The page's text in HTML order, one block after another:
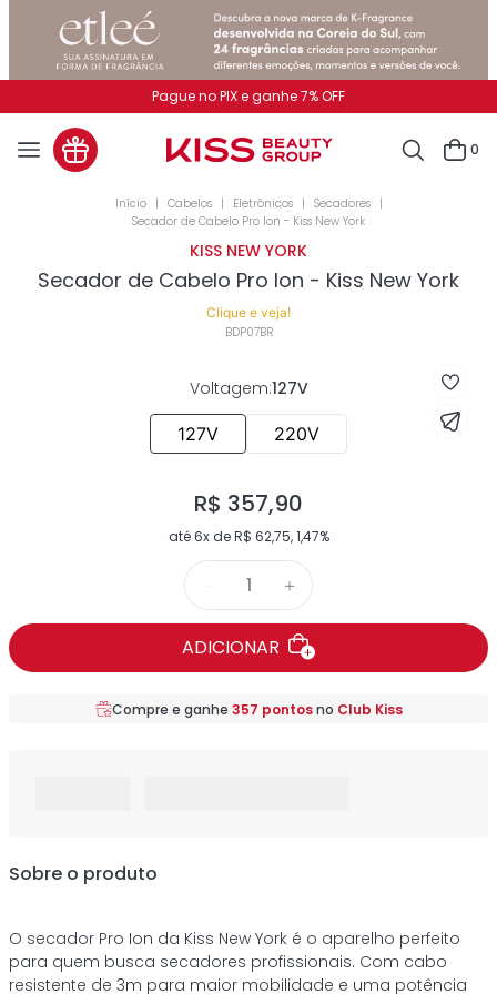
Pague no PIX e ganhe 7% OFF
0
Cabelos Eletrônicos
Secadores
Secador de Cabelo Pro Ion - Kiss New York
KISS NEW YORK
Secador de Cabelo Pro Ion - Kiss New York
Clique e veja!
BDP07BR
Voltagem:127V
127V 220V
R$ 357,90
até6x deR$ 62,75,1,47%
＋
ADICIONAR
Compre e ganhe 357 pontosno Club Kiss
Sobre o produto
O secador Pro Ion da Kiss New York é o aparelho perfeito
para quem busca secadores profissionais. Com cabo
resistente de 3m para maior mobilidade e uma potência